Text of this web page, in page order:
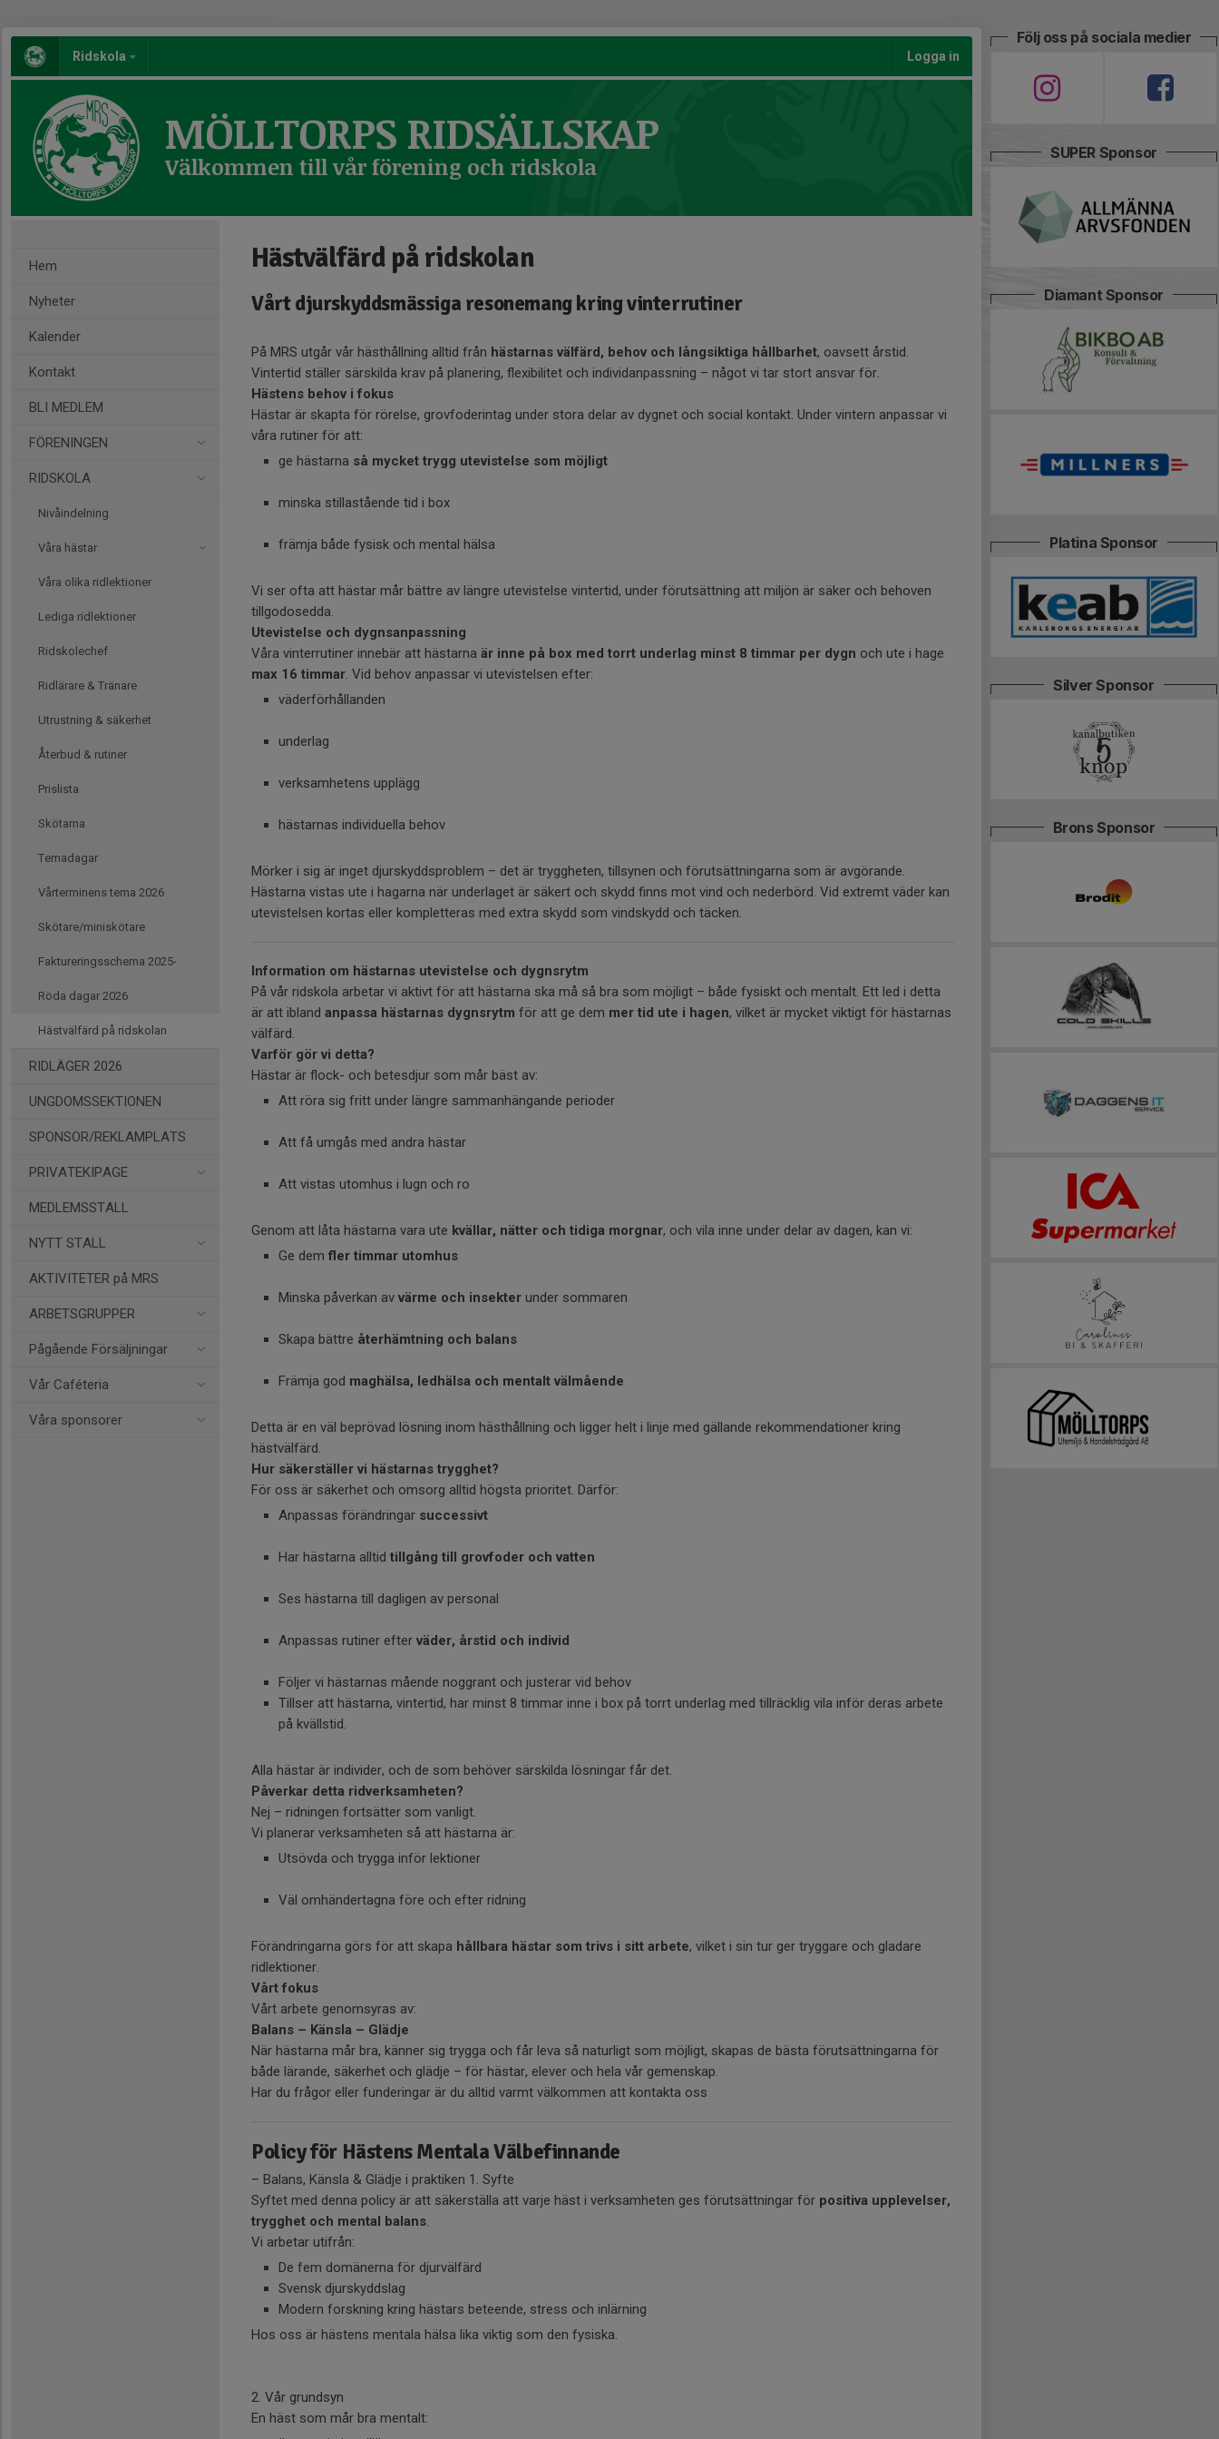
Ridskola Logga in
MÖLLTORPS RIDSÄLLSKAP
Välkommen till vår förening och ridskola
Hem
Nyheter
Kalender
Kontakt
BLI MEDLEM
FÖRENINGEN
RIDSKOLA
Nivåindelning
Våra hästar
Våra olika ridlektioner
Lediga ridlektioner
Ridskolechef
Ridlärare & Tränare
Utrustning & säkerhet
Återbud & rutiner
Prislista
Skötarna
Temadagar
Vårterminens tema 2026
Skötare/miniskötare
Faktureringsschema 2025-
Röda dagar 2026
Hästvälfärd på ridskolan
RIDLÄGER 2026
UNGDOMSSEKTIONEN
SPONSOR/REKLAMPLATS
PRIVATEKIPAGE
MEDLEMSSTALL
NYTT STALL
AKTIVITETER på MRS
ARBETSGRUPPER
Pågående Försäljningar
Vår Caféteria
Våra sponsorer
Hästvälfärd på ridskolan
Vårt djurskyddsmässiga resonemang kring vinterrutiner
På MRS utgår vår hästhållning alltid från hästarnas välfärd, behov och långsiktiga hållbarhet, oavsett årstid.
Vintertid ställer särskilda krav på planering, flexibilitet och individanpassning – något vi tar stort ansvar för.
Hästens behov i fokus
Hästar är skapta för rörelse, grovfoderintag under stora delar av dygnet och social kontakt. Under vintern anpassar vi
våra rutiner för att:
ge hästarna så mycket trygg utevistelse som möjligt
minska stillastående tid i box
främja både fysisk och mental hälsa
Vi ser ofta att hästar mår bättre av längre utevistelse vintertid, under förutsättning att miljön är säker och behoven
tillgodosedda.
Utevistelse och dygnsanpassning
Våra vinterrutiner innebär att hästarna är inne på box med torrt underlag minst 8 timmar per dygn och ute i hage
max 16 timmar. Vid behov anpassar vi utevistelsen efter:
väderförhållanden
underlag
verksamhetens upplägg
hästarnas individuella behov
Mörker i sig är inget djurskyddsproblem – det är tryggheten, tillsynen och förutsättningarna som är avgörande.
Hästarna vistas ute i hagarna när underlaget är säkert och skydd finns mot vind och nederbörd. Vid extremt väder kan
utevistelsen kortas eller kompletteras med extra skydd som vindskydd och täcken.
Information om hästarnas utevistelse och dygnsrytm
På vår ridskola arbetar vi aktivt för att hästarna ska må så bra som möjligt – både fysiskt och mentalt. Ett led i detta
är att ibland anpassa hästarnas dygnsrytm för att ge dem mer tid ute i hagen, vilket är mycket viktigt för hästarnas
välfärd.
Varför gör vi detta?
Hästar är flock- och betesdjur som mår bäst av:
Att röra sig fritt under längre sammanhängande perioder
Att få umgås med andra hästar
Att vistas utomhus i lugn och ro
Genom att låta hästarna vara ute kvällar, nätter och tidiga morgnar, och vila inne under delar av dagen, kan vi:
Ge dem fler timmar utomhus
Minska påverkan av värme och insekter under sommaren
Skapa bättre återhämtning och balans
Främja god maghälsa, ledhälsa och mentalt välmående
Detta är en väl beprövad lösning inom hästhållning och ligger helt i linje med gällande rekommendationer kring
hästvälfärd.
Hur säkerställer vi hästarnas trygghet?
För oss är säkerhet och omsorg alltid högsta prioritet. Därför:
Anpassas förändringar successivt
Har hästarna alltid tillgång till grovfoder och vatten
Ses hästarna till dagligen av personal
Anpassas rutiner efter väder, årstid och individ
Följer vi hästarnas mående noggrant och justerar vid behov
Tillser att hästarna, vintertid, har minst 8 timmar inne i box på torrt underlag med tillräcklig vila inför deras arbete
på kvällstid.
Alla hästar är individer, och de som behöver särskilda lösningar får det.
Påverkar detta ridverksamheten?
Nej – ridningen fortsätter som vanligt.
Vi planerar verksamheten så att hästarna är:
Utsövda och trygga inför lektioner
Väl omhändertagna före och efter ridning
Förändringarna görs för att skapa hållbara hästar som trivs i sitt arbete, vilket i sin tur ger tryggare och gladare
ridlektioner.
Vårt fokus
Vårt arbete genomsyras av:
Balans – Känsla – Glädje
När hästarna mår bra, känner sig trygga och får leva så naturligt som möjligt, skapas de bästa förutsättningarna för
både lärande, säkerhet och glädje – för hästar, elever och hela vår gemenskap.
Har du frågor eller funderingar är du alltid varmt välkommen att kontakta oss
Policy för Hästens Mentala Välbefinnande
– Balans, Känsla & Glädje i praktiken 1. Syfte
Syftet med denna policy är att säkerställa att varje häst i verksamheten ges förutsättningar för positiva upplevelser,
trygghet och mental balans.
Vi arbetar utifrån:
De fem domänerna för djurvälfärd
Svensk djurskyddslag
Modern forskning kring hästars beteende, stress och inlärning
Hos oss är hästens mentala hälsa lika viktig som den fysiska.
2. Vår grundsyn
En häst som mår bra mentalt:
Följ oss på sociala medier
SUPER Sponsor
Diamant Sponsor
Platina Sponsor
Silver Sponsor
Brons Sponsor